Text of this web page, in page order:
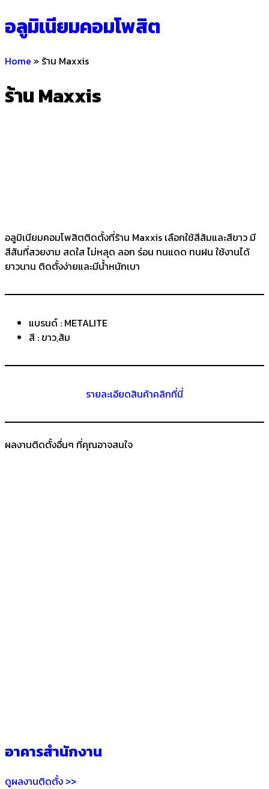
อลูมิเนียมคอมโพสิต
Home » ร้าน Maxxis
ร้าน Maxxis
อลูมิเนียมคอมโพสิตติดตั้งที่ร้าน Maxxis เลือกใช้สีส้มและสีขาว มี
สีสันที่สวยงาม สดใส ไม่หลุด ลอก ร่อน ทนแดด ทนฝน ใช้งานได้
ยาวนาน ติดตั้งง่ายและมีน้ำหนักเบา
แบรนด์ : METALITE
สี : ขาว,ส้ม
รายละเอียดสินค้าคลิกที่นี่
ผลงานติดตั้งอื่นๆ ที่คุณอาจสนใจ
อาคารสำนักงาน
ดูผลงานติดตั้ง >>